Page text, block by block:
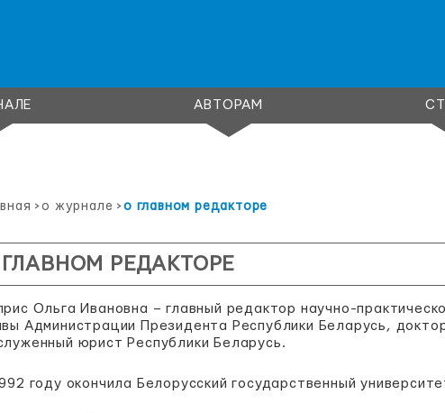
АВТОРАМ
>о журнале >о главном редакторе
РЕДАКТОРЕ
Ольга Ивановна – главный редактор научно-
Администрации Президента Республики Беларусь,
юрист Республики Беларусь.
году окончила Белорусский государственный